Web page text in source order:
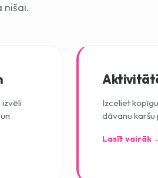
nišai.
Izceliet
dāvanu karšu
Lasīt vairāk